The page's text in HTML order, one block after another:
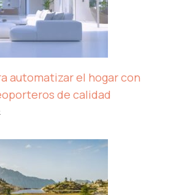
automatizar el hogar con
de calidad